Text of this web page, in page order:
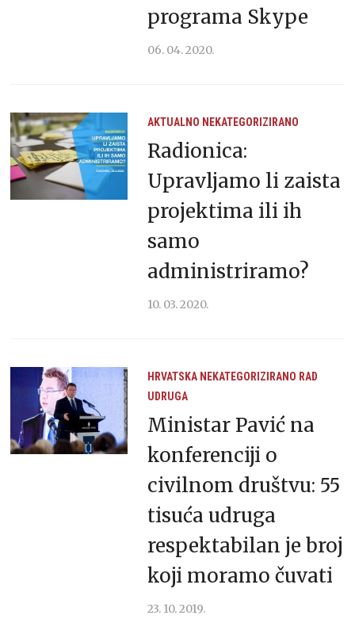
programa Skype
06. 04. 2020.
AKTUALNO NEKATEGORIZIRANO
Radionica:
Upravljamo li zaista
projektima ili ih
samo
administriramo?
10. 03. 2020.
HRVATSKA NEKATEGORIZIRANO RAD
UDRUGA
Ministar Pavić na
konferenciji o
civilnom društvu: 55
tisuća udruga
respektabilan je broj
koji moramo čuvati
23. 10. 2019.